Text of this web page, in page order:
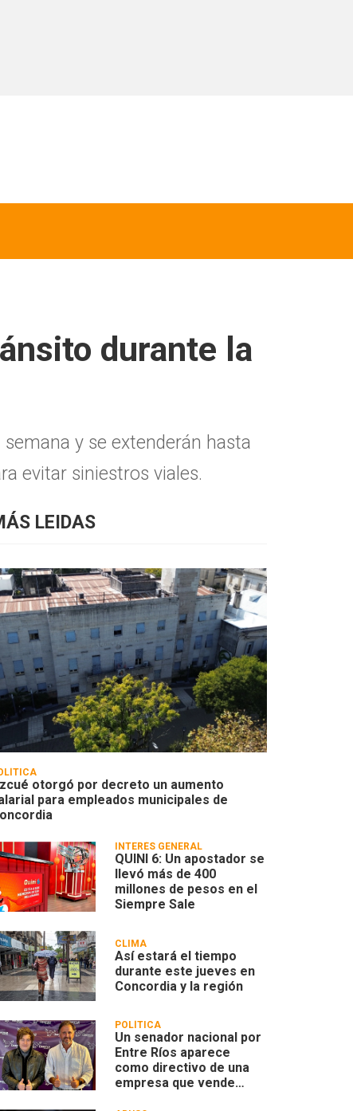
durante la
y se extenderán hasta
evitar siniestros viales.
LEIDAS
otorgó por decreto un aumento
para empleados municipales de
INTERÉS GENERAL
QUINI 6: Un apostador se
llevó más de 400
millones de pesos en el
Siempre Sale
CLIMA
Así estará el tiempo
durante este jueves en
Concordia y la región
POLÍTICA
Un senador nacional por
Entre Ríos aparece
como directivo de una
empresa que vende